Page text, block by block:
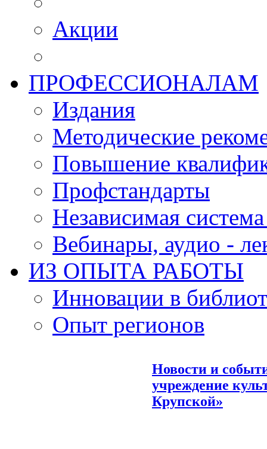
Акции
ПРОФЕССИОНАЛАМ
Издания
Методические
Повышение
Профстандарты
Независимая
Вебинары, аудио -
ИЗ ОПЫТА РАБОТЫ
Инновации в
Опыт регионов
Новости и
учреждение
Крупской»